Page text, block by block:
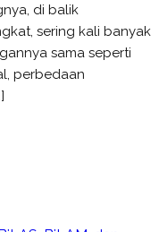
di balik
sering kali banyak
sama seperti
perbedaan